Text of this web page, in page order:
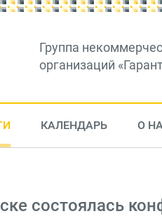
Группа
организаций
КАЛЕНДАРЬ О
состоялась